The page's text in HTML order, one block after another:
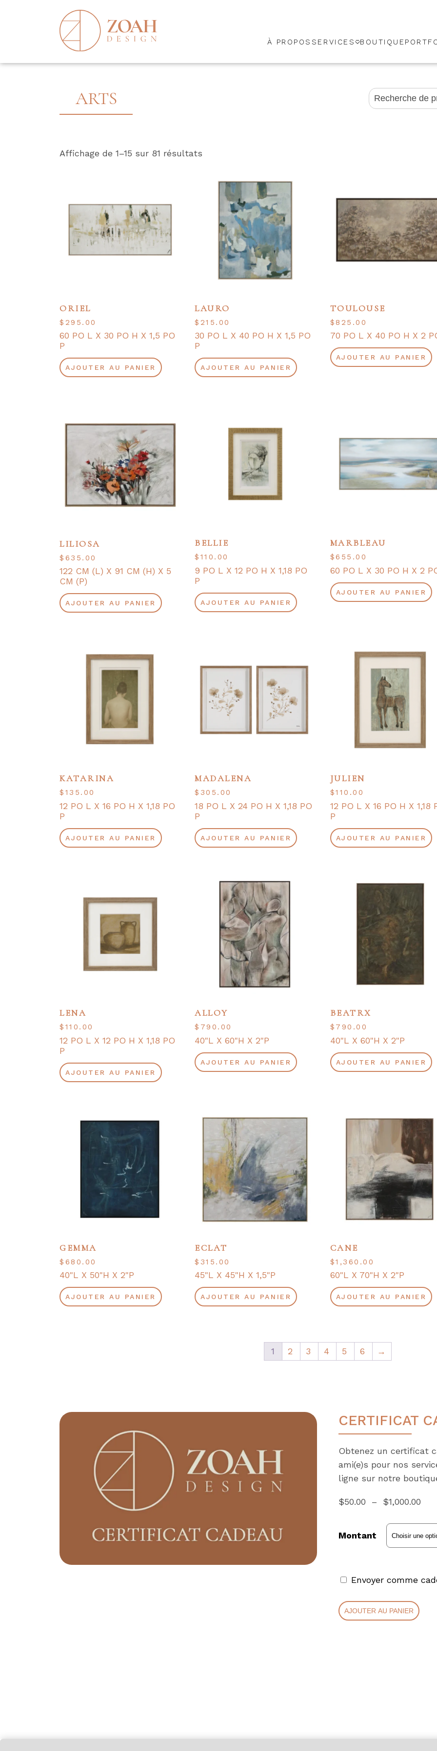
À PROPOS SERVICES BOUTIQUE
ARTS
Recherche
pour :
Affichage de 1–15 sur 81 résultats
popularité
ORIEL
$ 295.00
60 PO L X 30 PO H X 1,5 PO
P
AJOUTER AU PANIER
LAURO
$ 215.00
30 PO L X 40 PO H X 1,5 PO
P
AJOUTER AU PANIER
TOULOUSE
$825.00
70 PO L X 40 PO H X 2
AJOUTER AU PANIER
LILIOSA
$ 635.00
122 CM (L) X 91 CM (H) X 5
CM (P)
AJOUTER AU PANIER
BELLIE
$ 110.00
9 PO L X 12 PO H X 1,18 PO
P
AJOUTER AU PANIER
MARBLEAU
$655.00
60 PO L X 30 PO H X 2
AJOUTER AU PANIER
KATARINA
$ 135.00
12 PO L X 16 PO H X 1,18 PO
P
AJOUTER AU PANIER
MADALENA
$ 305.00
18 PO L X 24 PO H X 1,18 PO
P
AJOUTER AU PANIER
JULIEN
$110.00
12 PO L X 16 PO H X 1,18
P
AJOUTER AU PANIER
LENA
$ 110.00
12 PO L X 12 PO H X 1,18 PO
P
AJOUTER AU PANIER
ALLOY
$ 790.00
40"L X 60"H X 2"P
AJOUTER AU PANIER
BEATRX
$ 790.00
40"L X 60"H X 2"P
AJOUTER AU PANIER
GEMMA
$ 680.00
40"L X 50"H X 2"P
AJOUTER AU PANIER
ECLAT
$ 315.00
45"L X 45"H X 1,5"P
AJOUTER AU PANIER
CANE
$1,360.00
60"L X 70"H X 2"P
AJOUTER AU PANIER
1 2 3 4 5 6 →
CERTIFICAT
Obtenez un certificat
ami(e)s pour nos
ligne sur notre
$50.00 – $1,000.00
Montant
Envoyer comme
quantité
de
Certificat
AJOUTER AU PANIER